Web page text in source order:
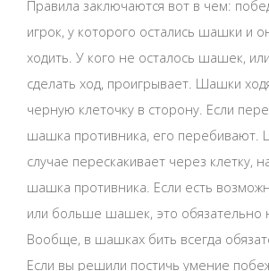
Правила заключаются вот в чем:
игрок, у которого остались шашки и
ходить. У кого не осталось шашек,
сделать ход, проигрывает. Шашки
черную клеточку в сторону. Если
шашка противника, его перебивают.
случае перескакивает через клетку,
шашка противника. Если есть
или больше шашек, это обязательно
Вообще, в шашках бить всегда
Если вы решили постичь умение